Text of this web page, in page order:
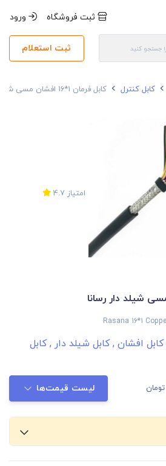
ثبت فروشگاه ورود
ثبت استعلام
کابل کنترل کابل فرمان 1*16 افشان مسی شیلد دار رسانا
امتیاز 4.7
Rasana 16*1
کابل افشان ,کابل شیلد دار ,کابل
تومان لیست قیمت‌ها